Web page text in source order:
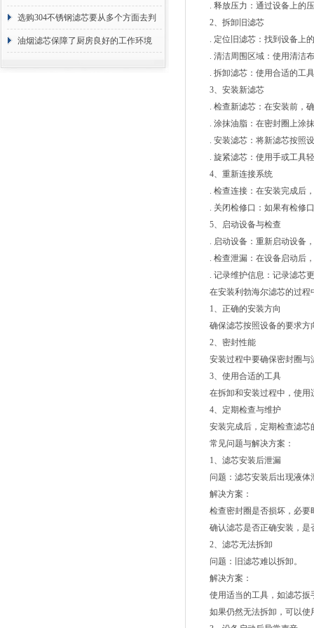
选购304不锈钢滤芯要从多个方面去判
断
油烟滤芯保障了厨房良好的工作环境
. 释放压力：通过设备上的压
2、拆卸旧滤芯
. 定位旧滤芯：找到设备上的
. 清洁周围区域：使用清洁布
. 拆卸滤芯：使用合适的工具
3、安装新滤芯
. 检查新滤芯：在安装前，确
. 涂抹油脂：在密封圈上涂抹
. 安装滤芯：将新滤芯按照设
. 旋紧滤芯：使用手或工具轻
4、重新连接系统
. 检查连接：在安装完成后，
. 关闭检修口：如果有检修口
5、启动设备与检查
. 启动设备：重新启动设备，
. 检查泄漏：在设备启动后，
. 记录维护信息：记录滤芯更
在安装利勃海尔滤芯的过程
1、正确的安装方向
确保滤芯按照设备的要求方
2、密封性能
安装过程中要确保密封圈与
3、使用合适的工具
在拆卸和安装过程中，使用
4、定期检查与维护
安装完成后，定期检查滤芯
常见问题与解决方案：
1、滤芯安装后泄漏
问题：滤芯安装后出现液体
解决方案：
检查密封圈是否损坏，必要
确认滤芯是否正确安装，是
2、滤芯无法拆卸
问题：旧滤芯难以拆卸。
解决方案：
使用适当的工具，如滤芯扳
如果仍然无法拆卸，可以使